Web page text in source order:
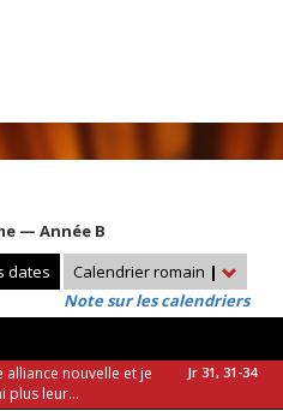
— Année B
dates Calendrier romain |
Note sur les calendriers
alliance nouvelle et je
plus leur...
Jr 31, 31-34